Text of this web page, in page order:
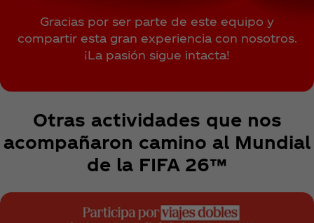
Gracias por ser parte de este equipo y
compartir esta gran experiencia con nosotros.
¡La pasión sigue intacta!
Otras actividades que nos
acompañaron camino al Mundial
de la FIFA 26™